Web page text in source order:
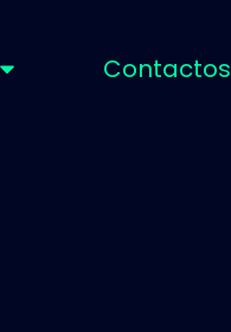
Contactos